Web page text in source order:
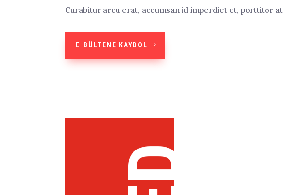
Curabitur arcu erat, accumsan id imperdiet et, porttitor at
E-BÜLTENE KAYDOL